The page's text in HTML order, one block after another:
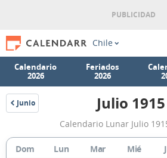
Chile
Calendario
2026
Feriados
2026
Junio
1915
Lunar
Julio
Julio 1915
Calendario Lunar Julio
Dom Lun Mar Mié